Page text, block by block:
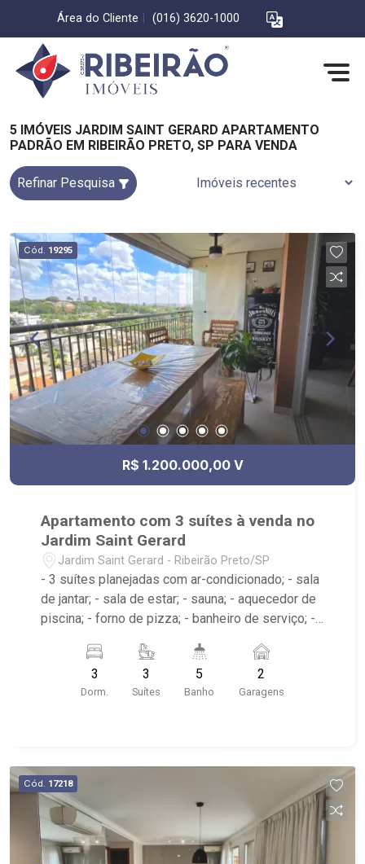
Área do Cliente (016) 3620-1000
5 IMÓVEIS JARDIM SAINT GERARD APARTAMENTO
PADRÃO EM RIBEIRÃO PRETO, SP PARA VENDA
Refinar Pesquisa
Cód. 19295
R$ 1.200.000,00 V
Apartamento com 3 suítes à venda no
Jardim Saint Gerard
Jardim Saint Gerard - Ribeirão Preto/SP
- 3 suítes planejadas com ar-condicionado; - sala
de jantar; - sala de estar; - sauna; - aquecedor de
piscina; - forno de pizza; - banheiro de serviço; -
área de serviço; - 5 banheiros planejados com
box e espelho; - Condomínio possui: piscinas
adulto e infantil, academia, salão de jogos, salão
3
Dorm.
3
Suítes
5
Banho
2
Garagens
Cód. 17218